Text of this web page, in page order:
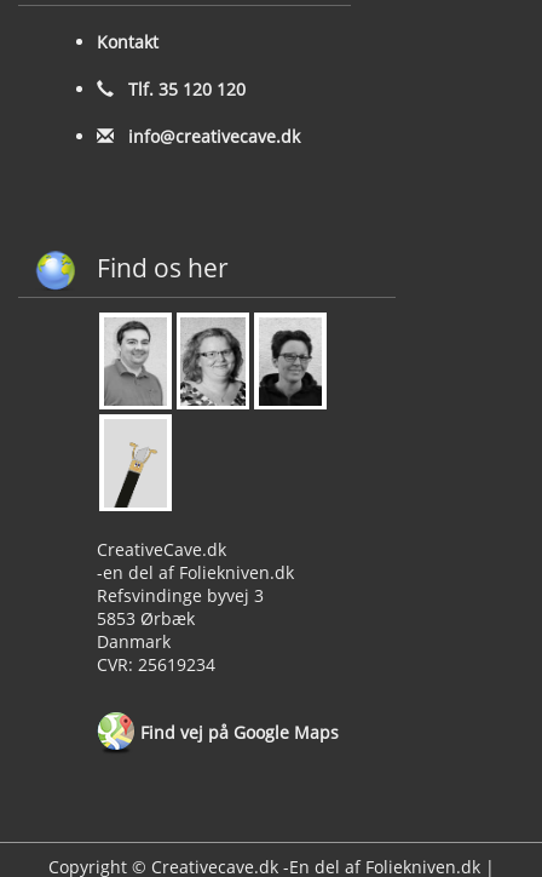
Kontakt
Tlf. 35 120 120
info@creativecave.dk
Find os her
CreativeCave.dk
-en del af Foliekniven.dk
Refsvindinge byvej 3
5853 Ørbæk
Danmark
CVR: 25619234
Find vej på Google Maps
Copyright © Creativecave.dk -En del af Foliekniven.dk |